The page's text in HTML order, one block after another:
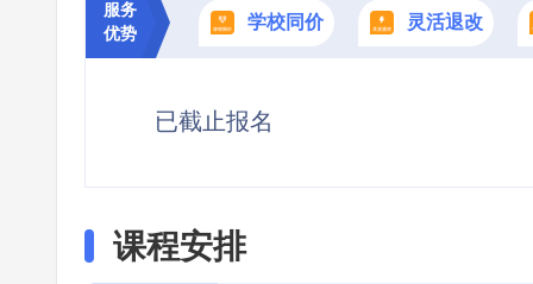
服务
优势
学校同价 灵活退改
已截止报名
课程安排